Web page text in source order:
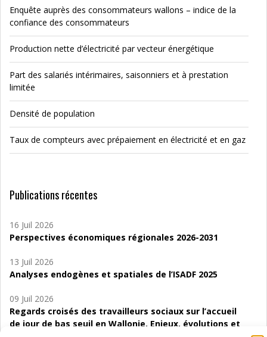
Enquête auprès des consommateurs wallons – indice de la
confiance des consommateurs
Production nette d’électricité par vecteur énergétique
Part des salariés intérimaires, saisonniers et à prestation
limitée
Densité de population
Taux de compteurs avec prépaiement en électricité et en gaz
Publications récentes
16 Juil 2026
Perspectives économiques régionales 2026-2031
13 Juil 2026
Analyses endogènes et spatiales de l’ISADF 2025
09 Juil 2026
Regards croisés des travailleurs sociaux sur l’accueil
de jour de bas seuil en Wallonie. Enjeux, évolutions et